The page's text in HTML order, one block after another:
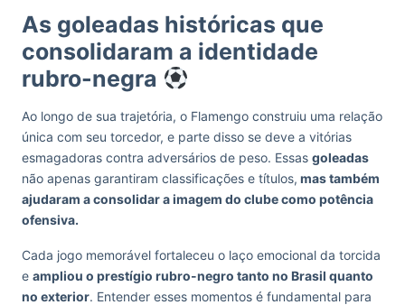
As goleadas históricas que
consolidaram a identidade
rubro-negra
Ao longo de sua trajetória, o Flamengo construiu uma relação
única com seu torcedor, e parte disso se deve a vitórias
esmagadoras contra adversários de peso. Essas goleadas
não apenas garantiram classificações e títulos, mas também
ajudaram a consolidar a imagem do clube como potência
ofensiva.
Cada jogo memorável fortaleceu o laço emocional da torcida
e ampliou o prestígio rubro-negro tanto no Brasil quanto
no exterior. Entender esses momentos é fundamental para